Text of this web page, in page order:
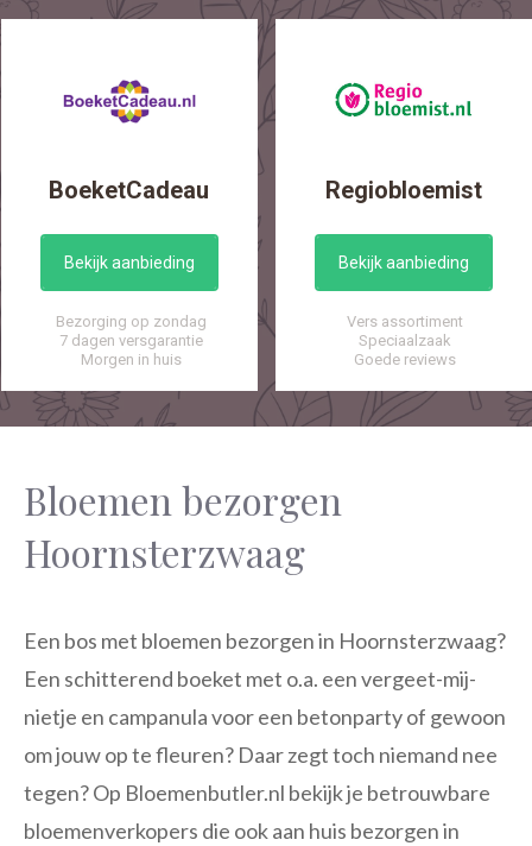
BoeketCadeau
Bekijk aanbieding
Bezorging op zondag
7 dagen versgarantie
Morgen in huis
Regiobloemist
Bekijk aanbieding
Vers assortiment
Speciaalzaak
Goede reviews
Bloemen bezorgen
Hoornsterzwaag
Een bos met bloemen bezorgen in Hoornsterzwaag?
Een schitterend boeket met o.a. een vergeet-mij-
nietje en campanula voor een betonparty of gewoon
om jouw op te fleuren? Daar zegt toch niemand nee
tegen? Op Bloemenbutler.nl bekijk je betrouwbare
bloemenverkopers die ook aan huis bezorgen in